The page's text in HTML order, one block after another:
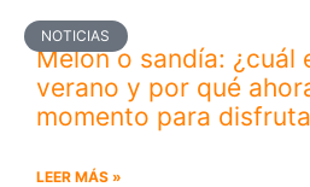
NOTICIAS
Melón o sandía: ¿cuál
verano y por qué
momento para
LEER MÁS »